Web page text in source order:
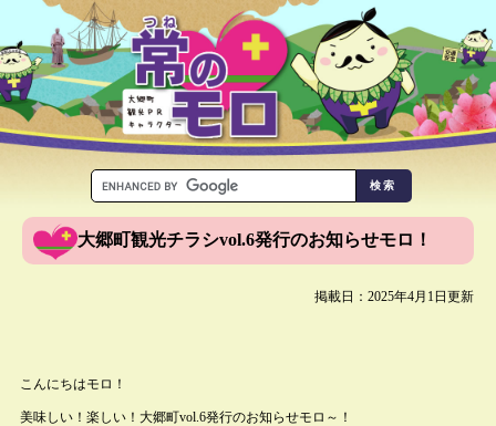
大郷町観光チラシvol.6発行のお知らせモロ！
掲載日：2025年4月1日更新
こんにちはモロ！
美味しい！楽しい！大郷町vol.6発行のお知らせモロ～！